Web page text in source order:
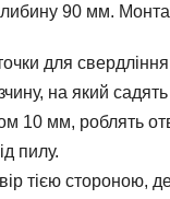
90 мм.
для
на який
10 мм, роблять
пилу.
тією стороною,